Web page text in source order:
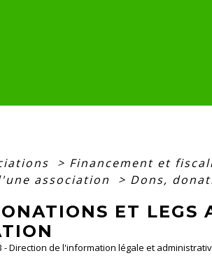
> Financement et
association
> Dons,
ET LEGS
- Direction de l'information légale et